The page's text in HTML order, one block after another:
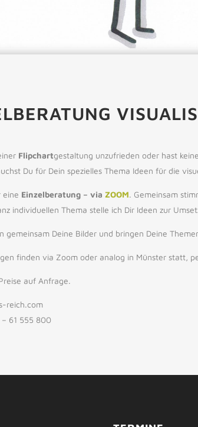
Flipchartgestaltung unzufrieden oder hast
Du für Dein spezielles Thema Ideen für die
eine Einzelberatung – viaZOOM. Gemeinsam
individuellen Thema stelle ich Dir Ideen zur
gemeinsam Deine Bilder und bringen Deine
finden via Zoom oder analog in Münster statt,
auf Anfrage.
reich.com
61 555 800